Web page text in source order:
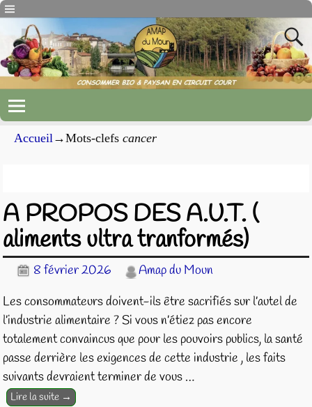
Accueil→Mots-clefs cancer
A PROPOS DES A.U.T. (
aliments ultra tranformés)
8 février 2026
Amap du Moun
Les consommateurs doivent-ils être sacrifiés sur l’autel de
l’industrie alimentaire ? Si vous n’étiez pas encore
totalement convaincus que pour les pouvoirs publics, la santé
passe derrière les exigences de cette industrie , les faits
suivants devraient terminer de vous …
Lire la suite →